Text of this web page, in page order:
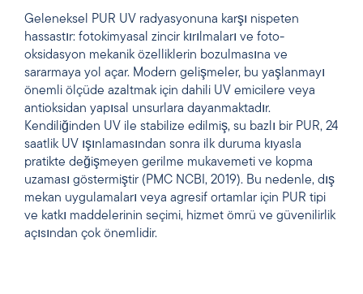
Geleneksel PUR UV radyasyonuna karşı nispeten
hassastır: fotokimyasal zincir kırılmaları ve foto-
oksidasyon mekanik özelliklerin bozulmasına ve
sararmaya yol açar. Modern gelişmeler, bu yaşlanmayı
önemli ölçüde azaltmak için dahili UV emicilere veya
antioksidan yapısal unsurlara dayanmaktadır.
Kendiliğinden UV ile stabilize edilmiş, su bazlı bir PUR, 24
saatlik UV ışınlamasından sonra ilk duruma kıyasla
pratikte değişmeyen gerilme mukavemeti ve kopma
uzaması göstermiştir (PMC NCBI, 2019). Bu nedenle, dış
mekan uygulamaları veya agresif ortamlar için PUR tipi
ve katkı maddelerinin seçimi, hizmet ömrü ve güvenilirlik
açısından çok önemlidir.